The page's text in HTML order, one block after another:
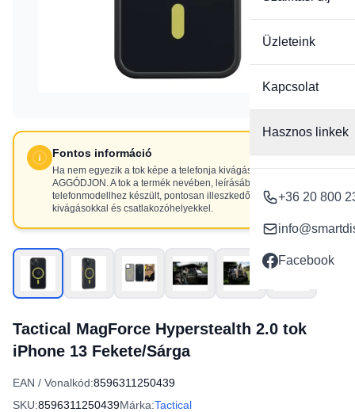
Üzleteink
Kapcsolat
Hasznos linkek
+36 20 800
Facebook
Fontos információ
Ha nem egyezik a tok képe a telefonja kivágásaival, NE
AGGÓDJON. A tok a termék nevében, leírásában szereplő
telefonmodellhez készült, pontosan illeszkedő
kivágásokkal és csatlakozóhelyekkel.
Tactical MagForce Hyperstealth 2.0 tok
iPhone 13 Fekete/Sárga
EAN / Vonalkód:8596311250439
SKU:8596311250439Márka:Tactical